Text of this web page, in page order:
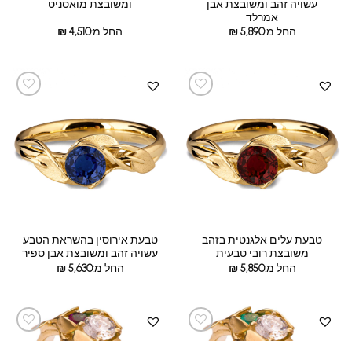
עשויה זהב ומשובצת אבן
אמרלד
החל מ:
₪5,890
ומשובצת מואסניט
החל מ: ₪4,510
טבעת עלים אלגנטית בזהב
משובצת רובי טבעית
החל מ:
₪5,850
טבעת אירוסין בהשראת הטבע
עשויה זהב ומשובצת אבן ספיר
החל מ:
₪5,630